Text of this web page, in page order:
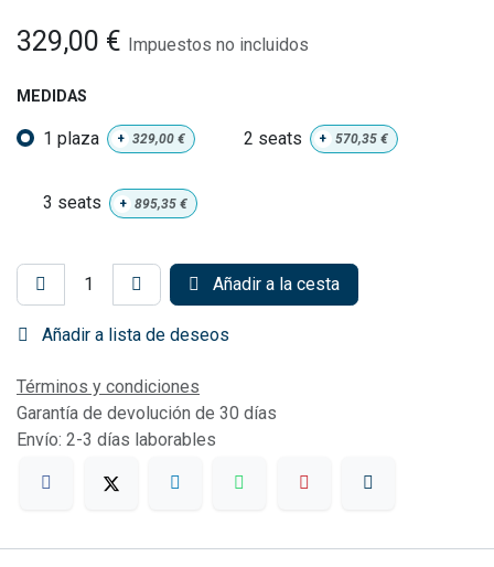
329,00 € Impuestos no incluidos
MEDIDAS
1 plaza + 329,00 € 2 seats + 570,35€
3 seats + 895,35 €
Añadir a la cesta
Añadir a lista de deseos
Términos y condiciones
Garantía de devolución de 30 días
Envío: 2-3 días laborables